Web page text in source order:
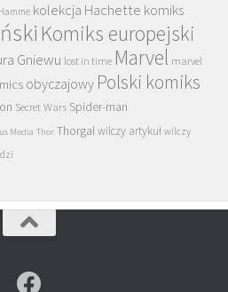
kolekcja Hachette komiks
Komiks europejski
Gniewu lost in time Marvel marvel
obyczajowy Polski komiks
Secret Wars Spider-man
Media Thor Thorgalwilczy artykuł wilczy